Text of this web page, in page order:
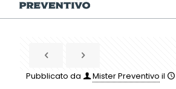
c
e
Pubblicato da Mister Preventivo il